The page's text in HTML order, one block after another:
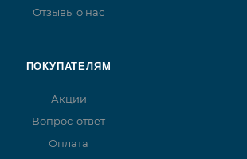
Отзывы о нас
ПОКУПАТЕЛЯМ
Акции
Вопрос-ответ
Оплата